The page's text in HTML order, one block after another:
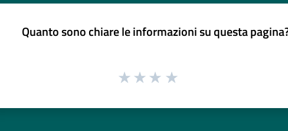
Quanto sono chiare le informazioni su questa